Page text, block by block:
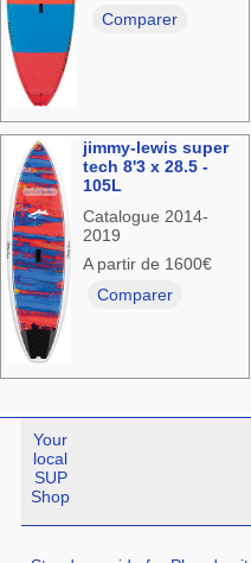
Comparer
jimmy-lewis super
tech 8'3 x 28.5 -
105L
Catalogue 2014-
2019
A partir de 1600€
Comparer
Your
local
SUP
Shop